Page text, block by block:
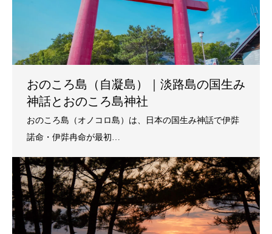
おのころ島（自凝島）｜淡路島の国生み
神話とおのころ島神社